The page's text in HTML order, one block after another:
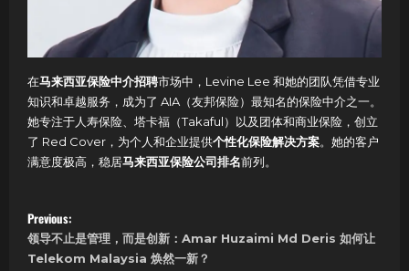
在马来西亚保险中介招聘市场中，Levine Lee 和她的团队凭借专业
知识和卓越服务，成为了 AIA（友邦保险）最知名的保险中介之一。
她专注于人寿保险、塔卡福（Takaful）以及团体和商业保险，创立
了 Red Cover，为个人和企业提供个性化保险解决方案。她的客户
满意度极高，稳居马来西亚保险公司排名前列。
P
o
Previous:
领导不止是管理，而是创新：Amar Huzaimi Md Deris 如何让
Telekom Malaysia 焕然一新？